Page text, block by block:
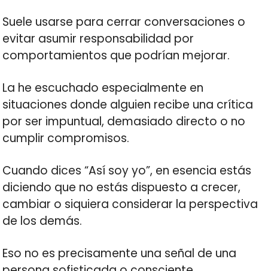
Suele usarse para cerrar conversaciones o
evitar asumir responsabilidad por
comportamientos que podrían mejorar.
La he escuchado especialmente en
situaciones donde alguien recibe una crítica
por ser impuntual, demasiado directo o no
cumplir compromisos.
Cuando dices “Así soy yo”, en esencia estás
diciendo que no estás dispuesto a crecer,
cambiar o siquiera considerar la perspectiva
de los demás.
Eso no es precisamente una señal de una